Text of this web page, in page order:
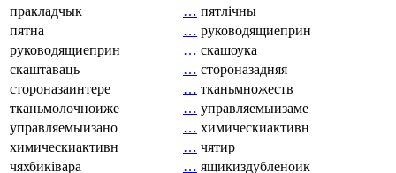
пракладчык
… пятлічны
пятна
… руководящиеприн
руководящиеприн
… скашоука
скаштаваць
… стороназадняя
стороназаинтере
… тканьмножеств
тканьмолочноиже
… управляемыизаме
управляемыизано
… химическиактивн
химическиактивн
… чятир
чяхбиківара
… ящикиздубленоик